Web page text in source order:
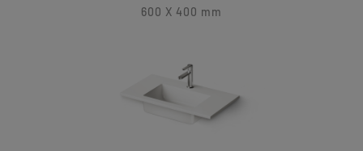
600 X 400 mm